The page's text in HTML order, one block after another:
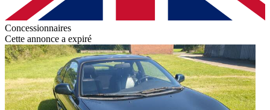
Concessionnaires
Cette annonce a expiré